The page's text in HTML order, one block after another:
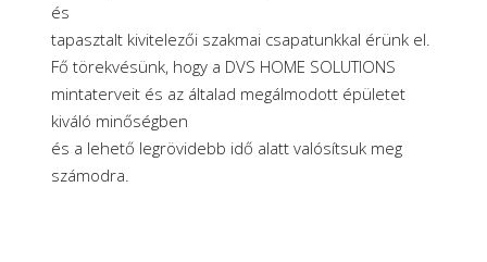
és
tapasztalt kivitelezői szakmai csapatunkkal érünk el.
Fő törekvésünk, hogy a DVS HOME SOLUTIONS
mintaterveit és az általad megálmodott épületet
kiváló minőségben
és a lehető legrövidebb idő alatt valósítsuk meg
számodra.